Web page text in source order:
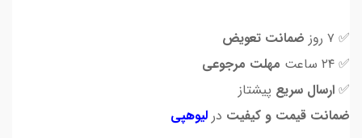
✅ ۷ روز
ضمانت تعویض
✅ ۲۴ ساعت
مهلت مرجوعی
✅ ارسال سریع پیشتاز
ضمانت قیمت و کیفیت در لیوهپی